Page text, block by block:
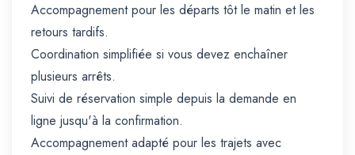
Accompagnement pour les départs tôt le matin et les
retours tardifs.
Coordination simplifiée si vous devez enchaîner
plusieurs arrêts.
Suivi de réservation simple depuis la demande en
ligne jusqu'à la confirmation.
Accompagnement adapté pour les trajets avec